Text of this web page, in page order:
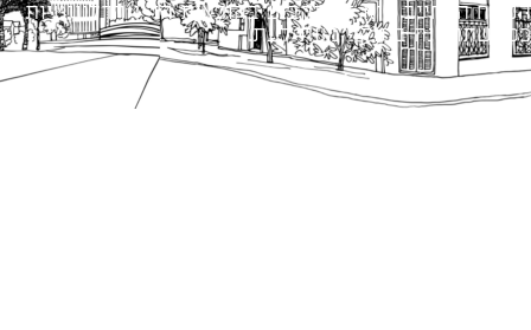
הנוסח המחייב הוא זה הקבוע בהוראות הדין הרלוונטיות
כפי שתהיינה בתוקף מעת לעת.